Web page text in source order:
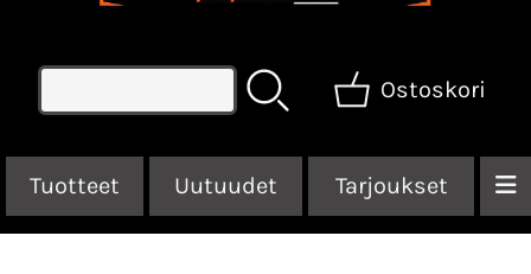
Ostoskori
Tuotteet Uutuudet Tarjoukset